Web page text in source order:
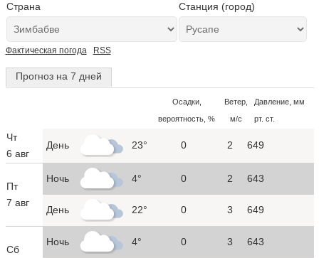
Страна Станция (город)
Фактическая погода RSS
Прогноз на 7 дней
Осадки,
вероятность, %
Ветер,
м/с
Давление, мм
рт. ст.
Чт
6 авг
День 23° 0 2 649
Пт
7 авг
Ночь 4° 0 2 643
День 22° 0 3 649
Сб
Ночь 4° 0 3 643